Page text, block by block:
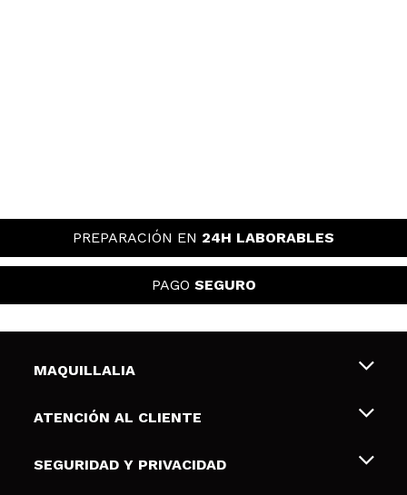
PREPARACIÓN EN 24H LABORABLES
PAGO SEGURO
MAQUILLALIA
Sobre nosotros
Tarjetas de Regalo
ATENCIÓN AL CLIENTE
Envíos y devoluciones
SEGURIDAD Y PRIVACIDAD